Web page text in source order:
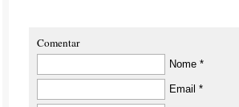
Comentar
Nome *
Email *